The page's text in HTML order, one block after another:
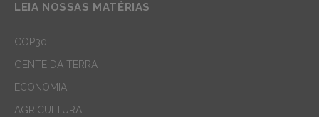
LEIA NOSSAS MATÉRIAS
COP30
GENTE DA TERRA
ECONOMIA
AGRICULTURA